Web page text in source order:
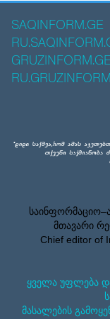
SAQINFORM.GE
GRUZINFORM.GE
მთავარი
Chief editor of
ყველა უფლება
მასალების